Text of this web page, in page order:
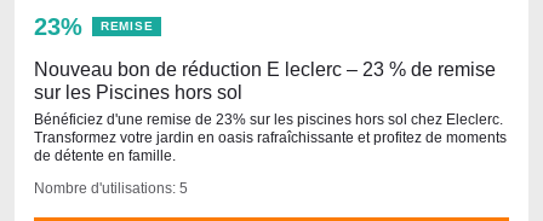
23% REMISE
Nouveau bon de réduction E leclerc – 23 % de remise
sur les Piscines hors sol
Bénéficiez d'une remise de 23% sur les piscines hors sol chez Eleclerc.
Transformez votre jardin en oasis rafraîchissante et profitez de moments
de détente en famille.
Nombre d'utilisations: 5